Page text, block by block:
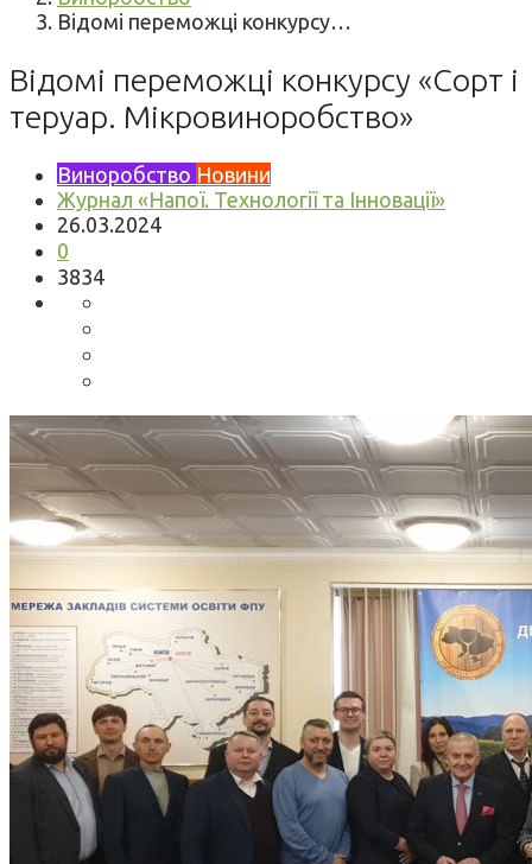
Відомі переможці конкурсу…
Відомі переможці конкурсу «Сорт і
теруар. Мікровиноробство»
Виноробство Новини
Журнал «Напої. Технології та Інновації»
26.03.2024
0
3834